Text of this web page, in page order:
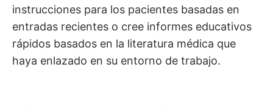
instrucciones para los pacientes basadas en
entradas recientes o cree informes educativos
rápidos basados en la literatura médica que
haya enlazado en su entorno de trabajo.